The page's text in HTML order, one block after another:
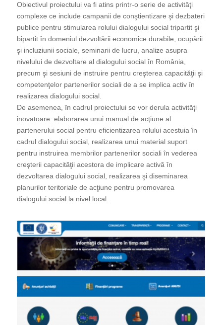
Obiectivul proiectului va fi atins printr-o serie de activităţi
complexe ce include campanii de conştientizare şi dezbateri
publice pentru stimularea rolului dialogului social tripartit şi
bipartit în domeniul dezvoltării economice durabile, ocupării
şi incluziunii sociale, seminarii de lucru, analize asupra
nivelului de dezvoltare al dialogului social în România,
precum şi sesiuni de instruire pentru creşterea capacităţii şi
competenţelor partenerilor sociali de a se implica activ în
realizarea dialogului social.
De asemenea, în cadrul proiectului se vor derula activităţi
inovatoare: elaborarea unui manual de acţiune al
partenerului social pentru eficientizarea rolului acestuia în
cadrul dialogului social, realizarea unui material suport
pentru instruirea membrilor partenerilor sociali în vederea
creşterii capacităţii acestora de implicare activă în
dezvoltarea dialogului social, realizarea şi diseminarea
planurilor teritoriale de acţiune pentru promovarea
dialogului social la nivel local.